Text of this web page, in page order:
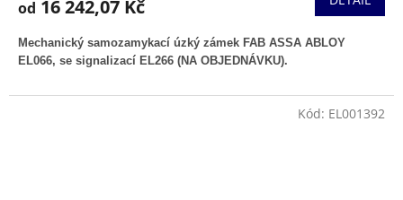
A
od 16 242,07 Kč
Mechanický samozamykací úzký zámek FAB ASSA ABLOY
EL066, se signalizací EL266 (NA OBJEDNÁVKU).
Kód: EL001392